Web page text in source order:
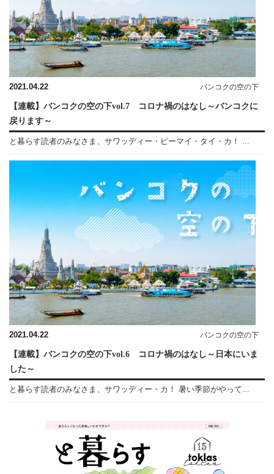
2021.04.22 バンコクの空の下
【連載】バンコクの空の下vol.7 コロナ禍のはなし～バンコクに
戻ります～
と暮らす読者のみなさま、サワッディー・ピーマイ・タイ・カ！ ...
2021.04.22 バンコクの空の下
【連載】バンコクの空の下vol.6 コロナ禍のはなし～日本にいま
した～
と暮らす読者のみなさま、サワッディー・カ！ 暑い季節がやって...